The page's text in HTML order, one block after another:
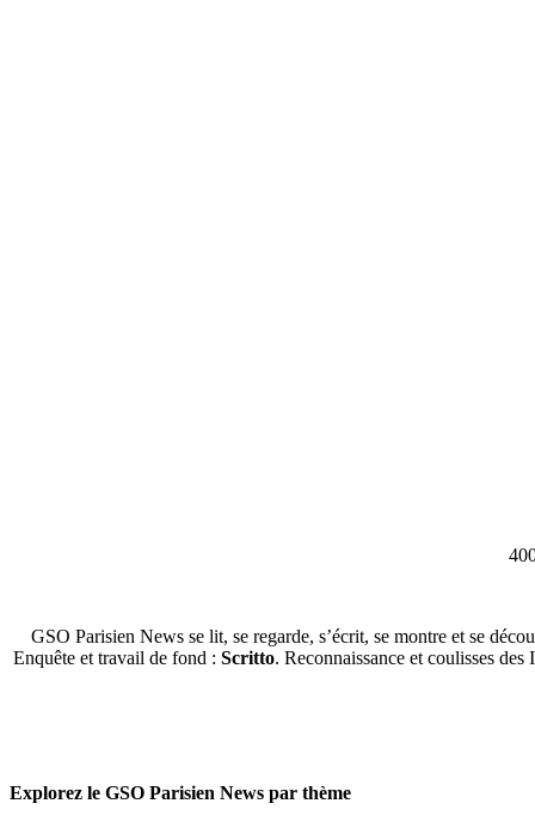
GSO Parisien News se lit, se regarde, s’écrit, se montre et se
Enquête et travail de fond : Scritto. Reconnaissance et coulisses
Explorez le GSO Parisien News par thème